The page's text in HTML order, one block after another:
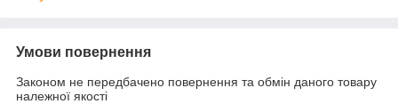
Умови повернення
Законом не передбачено повернення та обмін даного товару
належної якості